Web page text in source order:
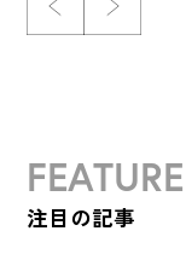
FEATURE
注目の記事